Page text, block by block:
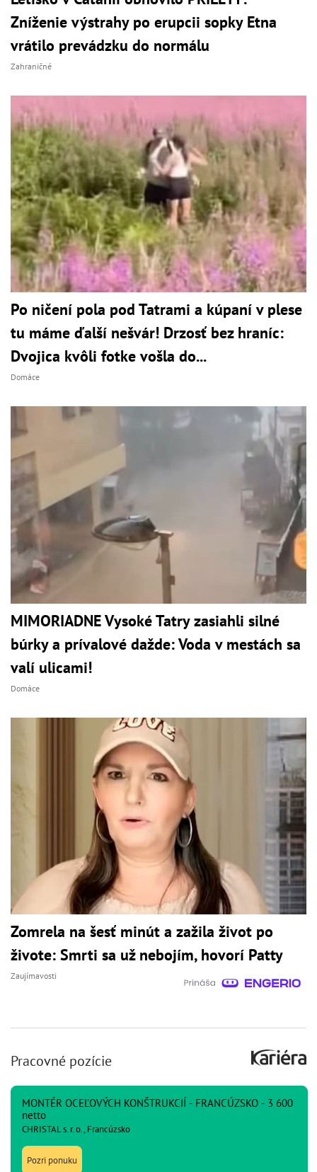
Zníženie výstrahy po erupcii sopky Etna
vrátilo prevádzku do normálu
Zahraničné
Po ničení pola pod Tatrami a kúpaní v plese
tu máme ďalší nešvár! Drzosť bez hraníc:
Dvojica kvôli fotke vošla do...
Domáce
MIMORIADNE Vysoké Tatry zasiahli silné
búrky a prívalové dažde: Voda v mestách sa
valí ulicami!
Domáce
Zomrela na šesť minút a zažila život po
živote: Smrti sa už nebojím, hovorí Patty
Zaujímavosti
Pracovné pozície
MONTÉR OCEĽOVÝCH KONŠTRUKCIÍ - FRANCÚZSKO - 3 600
netto
CHRISTAL s. r. o., Francúzsko
Pozri ponuku